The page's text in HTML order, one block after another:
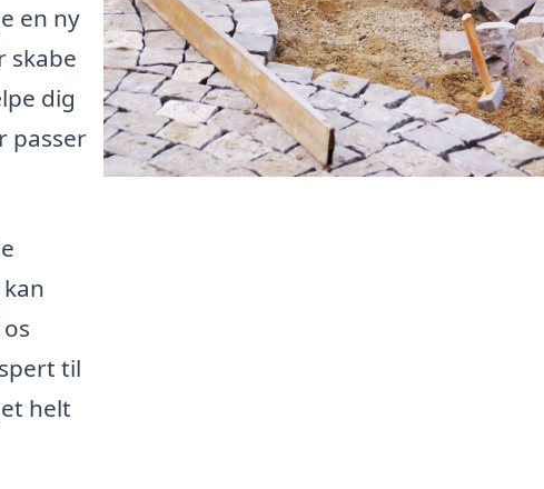
en ny
skabe
dig
passer
til
helt